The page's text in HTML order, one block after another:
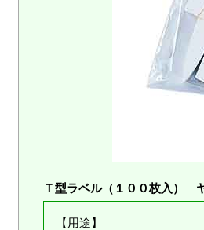
Ｔ型ラベル（１００枚入）
【用途】